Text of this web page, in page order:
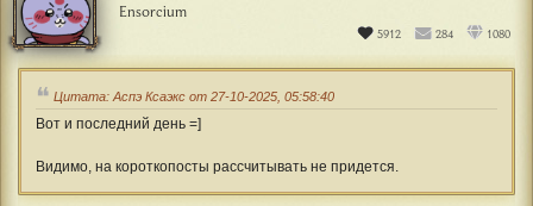
Ensorcium
5912 284 1080
Цитата: Аспэ Ксаэкс от 27-10-2025, 05:58:40
Вот и последний день =]
Видимо, на короткопосты рассчитывать не придется.